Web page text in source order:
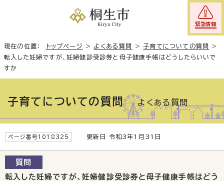
緊急情報
現在の位置： トップページ > よくある質問 >子育てについての質問
>
転入した妊婦ですが、妊婦健診受診券と母子健康手帳はどうしたらいいで
すか
子育てについての質問よくある質問
ページ番号1018325 更新日 令和3年1月31日
質問
転入した妊婦ですが、妊婦健診受診券と母子健康手帳はどう